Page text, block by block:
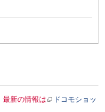
最新の情報は
ドコモショッ